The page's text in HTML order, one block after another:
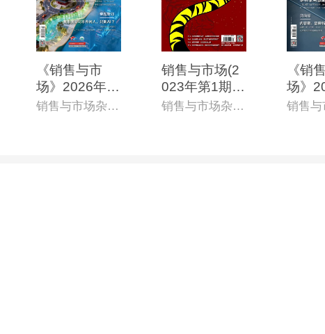
《销售与市
场》2026年6
月上(总第868销售与市场杂志社
销售与市场(2
023年第1期)
(电子杂志)
销售与市场杂志社
《销
场》
0月上